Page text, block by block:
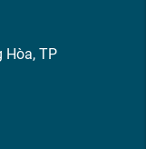
Hòa, TP